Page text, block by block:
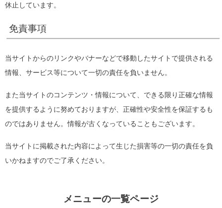
休止しています。
免責事項
当サイトからのリンクやバナーなどで移動したサイトで提供される
情報、サービス等について一切の責任を負いません。
また当サイトのコンテンツ・情報について、できる限り正確な情報
を提供するように努めておりますが、正確性や安全性を保証するも
のではありません。情報が古くなっていることもございます。
当サイトに掲載された内容によって生じた損害等の一切の責任を負
いかねますのでご了承ください。
メニューの一覧ページ